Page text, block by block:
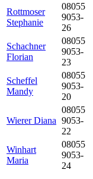
Rottmoser
Stephanie
08055
9053-
26
Schachner
Florian
08055
9053-
23
Scheffel
Mandy
08055
9053-
20
Wierer Diana
08055
9053-
22
Winhart
Maria
08055
9053-
24